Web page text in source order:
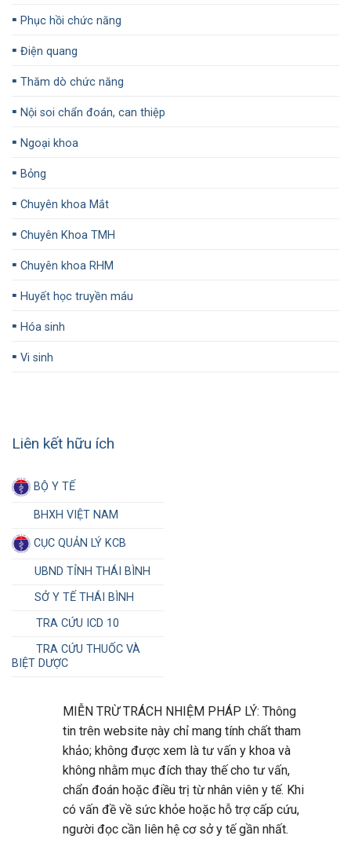
▪️ Phục hồi chức năng
▪️ Điện quang
▪️ Thăm dò chức năng
▪️ Nội soi chẩn đoán, can thiệp
▪️ Ngoại khoa
▪️ Bỏng
▪️ Chuyên khoa Mắt
▪️ Chuyên Khoa TMH
▪️ Chuyên khoa RHM
▪️ Huyết học truyền máu
▪️ Hóa sinh
▪️ Vi sinh
Liên kết hữu ích
BỘ Y TẾ
BHXH VIỆT NAM
CỤC QUẢN LÝ KCB
UBND TỈNH THÁI BÌNH
SỞ Y TẾ THÁI BÌNH
TRA CỨU ICD 10
TRA CỨU THUỐC VÀ
BIỆT DƯỢC
MIỄN TRỪ TRÁCH NHIỆM PHÁP LÝ: Thông
tin trên website này chỉ mang tính chất tham
khảo; không được xem là tư vấn y khoa và
không nhằm mục đích thay thế cho tư vấn,
chẩn đoán hoặc điều trị từ nhân viên y tế. Khi
có vấn đề về sức khỏe hoặc hỗ trợ cấp cứu,
người đọc cần liên hệ cơ sở y tế gần nhất.